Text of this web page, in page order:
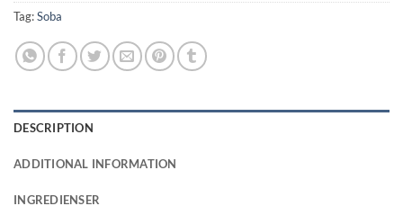
Tag:Soba
DESCRIPTION
ADDITIONAL INFORMATION
INGREDIENSER